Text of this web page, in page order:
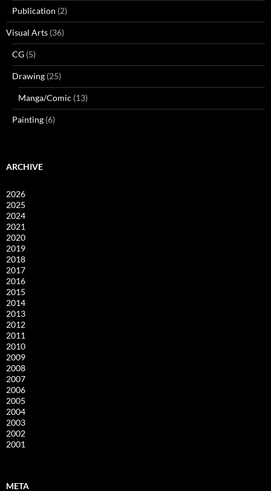
Publication (2)
Visual Arts (36)
CG (5)
Drawing (25)
Manga/Comic (13)
Painting (6)
ARCHIVE
2026
2025
2024
2021
2020
2019
2018
2017
2016
2015
2014
2013
2012
2011
2010
2009
2008
2007
2006
2005
2004
2003
2002
2001
META